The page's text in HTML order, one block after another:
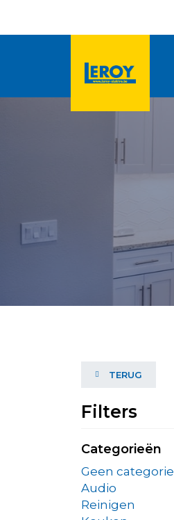
TERUG
Filters
Categorieën
Geen categorie
Audio
Reinigen